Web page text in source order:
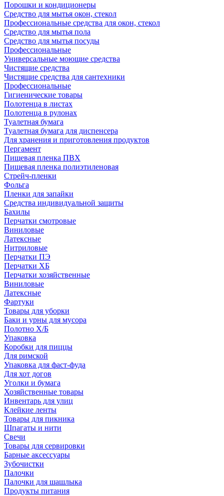
Порошки и кондиционеры
Средство для мытья окон, стекол
Профессиональные средства для окон, стекол
Средство для мытья пола
Средство для мытья посуды
Профессиональные
Универсальные моющие средства
Чистящие средства
Чистящие средства для сантехники
Профессиональные
Гигиенические товары
Полотенца в листах
Полотенца в рулонах
Туалетная бумага
Туалетная бумага для диспенсера
Для хранения и приготовления продуктов
Пергамент
Пищевая пленка ПВХ
Пищевая пленка полиэтиленовая
Стрейч-пленки
Фольга
Пленки для запайки
Средства индивидуальной защиты
Бахилы
Перчатки смотровые
Виниловые
Латексные
Нитриловые
Перчатки ПЭ
Перчатки ХБ
Перчатки хозяйственные
Виниловые
Латексные
Фартуки
Товары для уборки
Баки и урны для мусора
Полотно Х/Б
Упаковка
Коробки для пиццы
Для римской
Упаковка для фаст-фуда
Для хот догов
Уголки и бумага
Хозяйственные товары
Инвентарь для улиц
Клейкие ленты
Товары для пикника
Шпагаты и нити
Свечи
Товары для сервировки
Барные аксессуары
Зубочистки
Палочки
Палочки для шашлыка
Продукты питания